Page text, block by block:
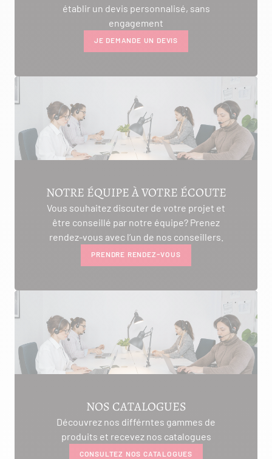
établir un devis personnalisé, sans
engagement
JE DEMANDE UN DEVIS
NOTRE ÉQUIPE À VOTRE ÉCOUTE
Vous souhaitez discuter de votre projet et
être conseillé par notre équipe? Prenez
rendez-vous avec l’un de nos conseillers.
PRENDRE RENDEZ-VOUS
NOS CATALOGUES
Découvrez nos différntes gammes de
produits et recevez nos catalogues
CONSULTEZ NOS CATALOGUES